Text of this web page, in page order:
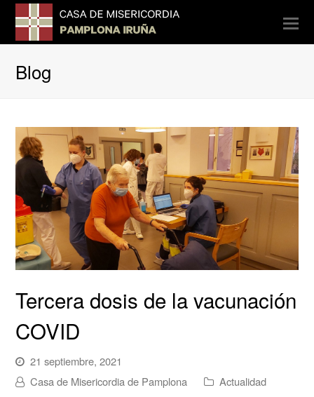
Blog
Tercera dosis de la vacunación
COVID
21 septiembre, 2021
Casa de Misericordia de Pamplona
Actualidad